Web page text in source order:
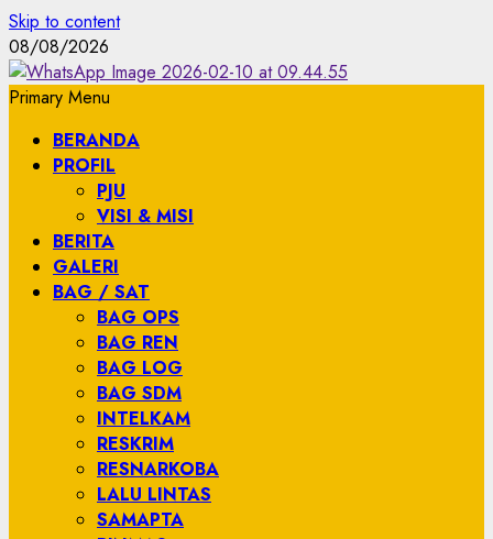
Skip to content
08/08/2026
Primary Menu
BERANDA
PROFIL
PJU
VISI & MISI
BERITA
GALERI
BAG / SAT
BAG OPS
BAG REN
BAG LOG
BAG SDM
INTELKAM
RESKRIM
RESNARKOBA
LALU LINTAS
SAMAPTA